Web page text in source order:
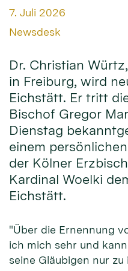
Datum:
7. Juli 2026
Von:
Newsdesk
Dr. Christian
in Freiburg, wird
Eichstätt. Er tritt
Bischof Gregor
Dienstag
einem
der Kölner
Kardinal Woelki
Eichstätt.
"Über die Ernennung
ich mich sehr und
seine Gläubigen nur